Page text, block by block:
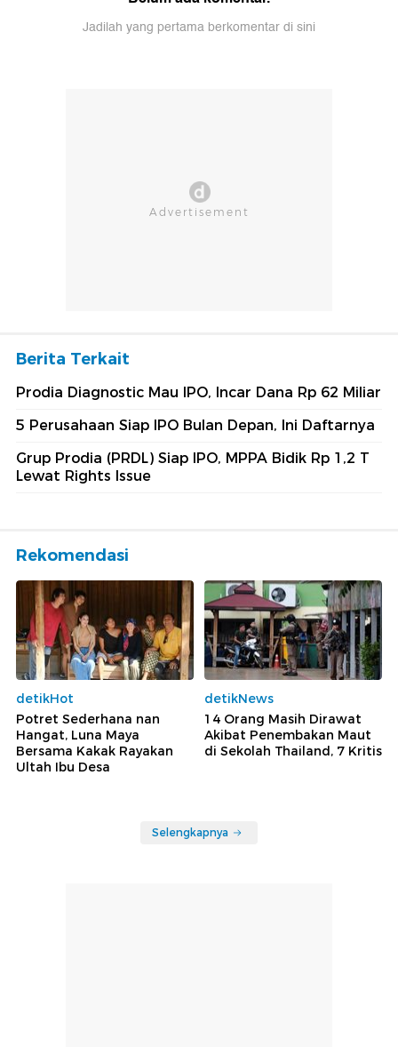
Jadilah yang pertama berkomentar di sini
Berita Terkait
Prodia Diagnostic Mau IPO, Incar Dana Rp 62 Miliar
5 Perusahaan Siap IPO Bulan Depan, Ini Daftarnya
Grup Prodia (PRDL) Siap IPO, MPPA Bidik Rp 1,2 T
Lewat Rights Issue
Rekomendasi
detikHot
Potret Sederhana nan
Hangat, Luna Maya
Bersama Kakak Rayakan
Ultah Ibu Desa
detikNews
14 Orang Masih Dirawat
Akibat Penembakan Maut
di Sekolah Thailand, 7 Kritis
Selengkapnya